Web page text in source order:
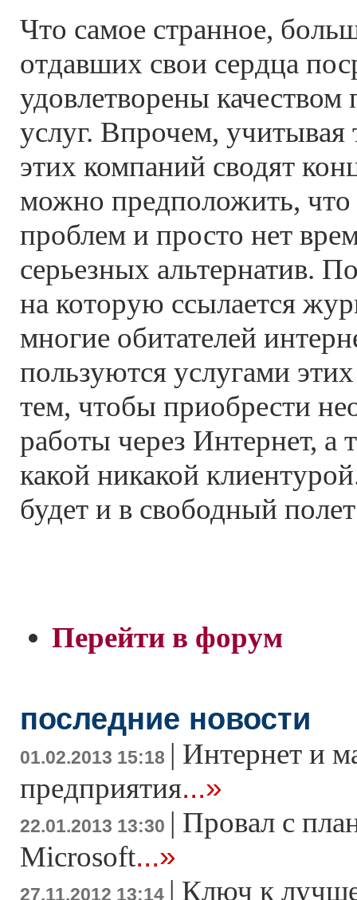
Что самое странное,
отдавших свои сердца
удовлетворены качеством
услуг. Впрочем,
этих компаний сводят
можно предположить, что
проблем и просто нет
серьезных альтернатив.
на которую ссылается
многие обитателей
пользуются услугами
тем, чтобы приобрести
работы через Интернет, а
какой никакой
будет и в свободный
Перейти в форум
последние новости
01.02.2013 15:18 | Интернет и
предприятия...»
22.01.2013 13:30 | Провал с
Microsoft...»
27.11.2012 13:14 | Ключ к